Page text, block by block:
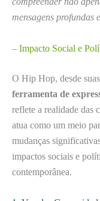
mensagens profundas
– Impacto Social e
O Hip Hop, desde
ferramenta de
reflete a realidade das
atua como um meio
mudanças
impactos sociais e
contemporânea.